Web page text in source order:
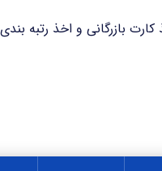
و اخذ رتبه بندی در کمترین